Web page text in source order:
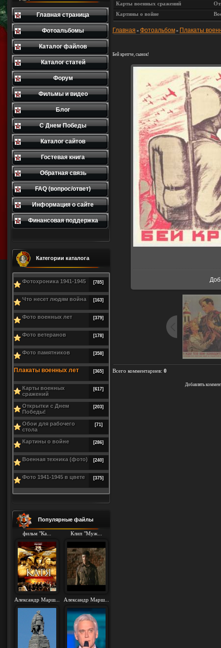
Главная страница
Фотоальбомы
Каталог файлов
Каталог статей
Форум
Фильмы и видео
Блог
С Днем Победы
Каталог сайтов
Гостевая книга
Обратная связь
FAQ (вопрос/ответ)
Информация о сайте
Финансовая поддержка
Категории каталога
Фотохроника 1941-1945 [785]
Что несет людям война [163]
Фото военных лет [379]
Фото ветеранов [178]
Фото памятников [358]
Плакаты военных лет [365]
Карты военных
сражений
[617]
Открытки с Днем
Победы!
[203]
Обои для рабочего
стола
[71]
Картины о войне [286]
Военная техника (фото) [240]
Фото 1941-1945 в цвете [375]
Популярные файлы
фильм "Ка... Клип "Муж...
Александр Марш... Александр Марш...
Карты военных сражений
Картины о войне
Главная » Фотоальбом » Плакаты
Бей крепче, сынок!
Всего комментариев: 0
Добавлять